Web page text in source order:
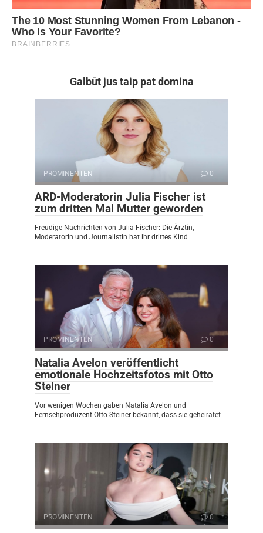
Galbūt jus taip pat domina
PROMINENTEN 0
ARD-Moderatorin Julia Fischer ist
zum dritten Mal Mutter geworden
Freudige Nachrichten von Julia Fischer: Die Ärztin,
Moderatorin und Journalistin hat ihr drittes Kind
PROMINENTEN 0
Natalia Avelon veröffentlicht
emotionale Hochzeitsfotos mit Otto
Steiner
Vor wenigen Wochen gaben Natalia Avelon und
Fernsehproduzent Otto Steiner bekannt, dass sie geheiratet
PROMINENTEN 0